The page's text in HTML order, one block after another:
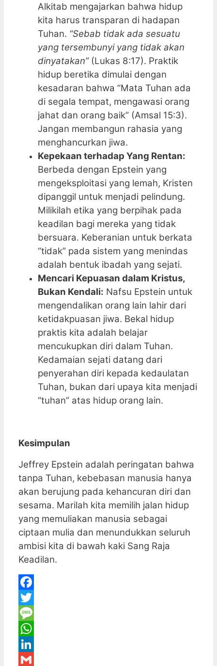
Alkitab mengajarkan bahwa hidup
kita harus transparan di hadapan
Tuhan. “Sebab tidak ada sesuatu
yang tersembunyi yang tidak akan
dinyatakan”(Lukas 8:17). Praktik
hidup beretika dimulai dengan
kesadaran bahwa “Mata Tuhan ada
di segala tempat, mengawasi orang
jahat dan orang baik” (Amsal 15:3).
Jangan membangun rahasia yang
menghancurkan jiwa.
Kepekaan terhadap Yang Rentan:
Berbeda dengan Epstein yang
mengeksploitasi yang lemah, Kristen
dipanggil untuk menjadi pelindung.
Milikilah etika yang berpihak pada
keadilan bagi mereka yang tidak
bersuara. Keberanian untuk berkata
“tidak” pada sistem yang menindas
adalah bentuk ibadah yang sejati.
Mencari Kepuasan dalam Kristus,
Bukan Kendali: Nafsu Epstein untuk
mengendalikan orang lain lahir dari
ketidakpuasan jiwa. Bekal hidup
praktis kita adalah belajar
mencukupkan diri dalam Tuhan.
Kedamaian sejati datang dari
penyerahan diri kepada kedaulatan
Tuhan, bukan dari upaya kita menjadi
“tuhan” atas hidup orang lain.
Kesimpulan
Jeffrey Epstein adalah peringatan bahwa
tanpa Tuhan, kebebasan manusia hanya
akan berujung pada kehancuran diri dan
sesama. Marilah kita memilih jalan hidup
yang memuliakan manusia sebagai
ciptaan mulia dan menundukkan seluruh
ambisi kita di bawah kaki Sang Raja
Keadilan.
Facebook
Twitter
Message
WhatsApp
LinkedIn